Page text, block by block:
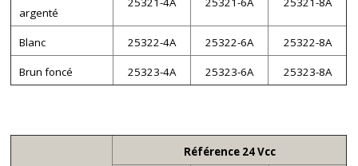
argenté
Blanc 25322-4A 25322-6A 25322-8A
Brun foncé 25323-4A 25323-6A 25323-8A
Référence 24 Vcc